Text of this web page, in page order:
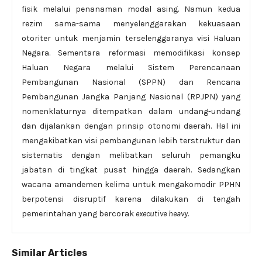
fisik melalui penanaman modal asing. Namun kedua
rezim sama-sama menyelenggarakan kekuasaan
otoriter untuk menjamin terselenggaranya visi Haluan
Negara. Sementara reformasi memodifikasi konsep
Haluan Negara melalui Sistem Perencanaan
Pembangunan Nasional (SPPN) dan Rencana
Pembangunan Jangka Panjang Nasional (RPJPN) yang
nomenklaturnya ditempatkan dalam undang-undang
dan dijalankan dengan prinsip otonomi daerah. Hal ini
mengakibatkan visi pembangunan lebih terstruktur dan
sistematis dengan melibatkan seluruh pemangku
jabatan di tingkat pusat hingga daerah. Sedangkan
wacana amandemen kelima untuk mengakomodir PPHN
berpotensi disruptif karena dilakukan di tengah
pemerintahan yang bercorak executive heavy.
Similar Articles